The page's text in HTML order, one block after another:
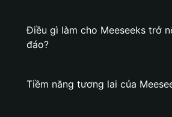
Điều gì làm cho Meeseeks trở
đáo?
Tiềm năng tương lai của